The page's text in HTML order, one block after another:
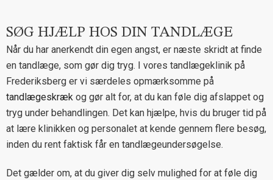
SØG HJÆLP HOS DIN TANDLÆGE
Når du har anerkendt din egen angst, er næste skridt at finde
en tandlæge, som gør dig tryg. I vores tandlægeklinik på
Frederiksberg er vi særdeles opmærksomme på
tandlægeskræk og gør alt for, at du kan føle dig afslappet og
tryg under behandlingen. Det kan hjælpe, hvis du bruger tid på
at lære klinikken og personalet at kende gennem flere besøg,
inden du rent faktisk får en tandlægeundersøgelse.
Det gælder om, at du giver dig selv mulighed for at føle dig